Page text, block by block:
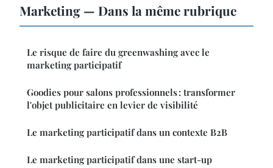
Marketing — Dans la même rubrique
Le risque de faire du greenwashing avec le
marketing participatif
Goodies pour salons professionnels : transformer
l'objet publicitaire en levier de visibilité
Le marketing participatif dans un contexte B2B
Le marketing participatif dans une start-up